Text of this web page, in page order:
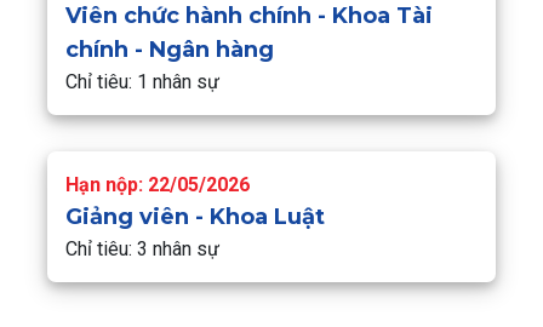
Viên chức hành chính - Khoa Tài
chính - Ngân hàng
Chỉ tiêu: 1 nhân sự
Hạn nộp: 22/05/2026
Giảng viên - Khoa Luật
Chỉ tiêu: 3 nhân sự